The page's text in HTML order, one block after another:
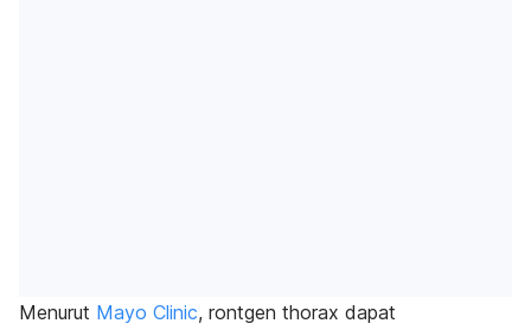
Menurut Mayo Clinic, rontgen thorax dapat